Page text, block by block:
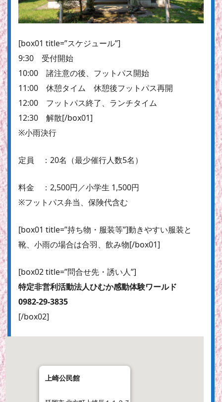
[box01 title=”スケジュール”]
9:30 受付開始
10:00 諸注意の後、フットパス開始
11:00 休憩タイム 休憩後フットパス再開
12:00 フットパス終了、ランチタイム
12:30 解散[/box01]
※小雨決行
定員 ：20名（最少催行人数5名）
料金 ：2,500円／小学生 1,500円
※フットパス弁当、保険代含む
[box01 title=”持ち物・服装等”]動きやすい服装と
靴、小雨の場合は合羽、飲み物[/box01]
[box02 title=”問合せ先・誘い人”]
特定非営利活動法人ひむか感動体験ワールド
0982-29-3835
[/box02]
上崎公民館